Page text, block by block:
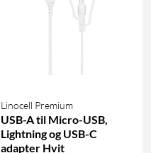
Linocell Premium
USB-A til Micro-USB,
Lightning og USB-C
adapter Hvit